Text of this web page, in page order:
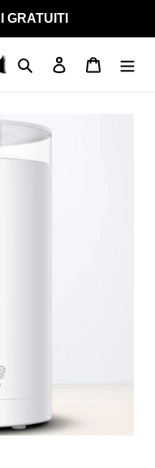
GRATUITI
Cerca Accedi Carrello